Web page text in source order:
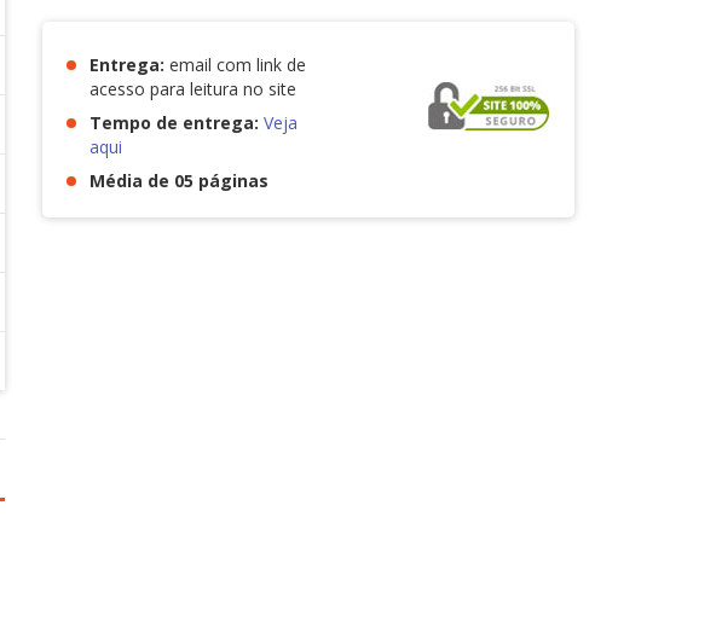
Entrega: email com link de
acesso para leitura no site
Tempo de entrega: Veja
aqui
Média de 05 páginas